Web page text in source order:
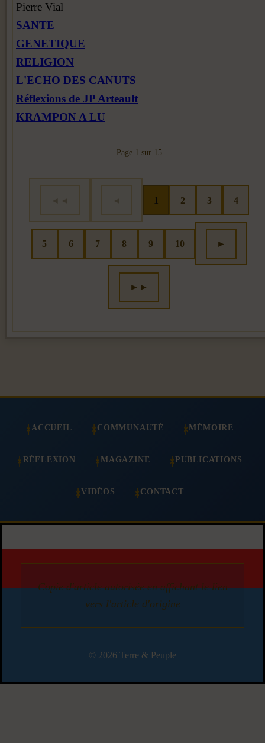
Pierre Vial
SANTE
GENETIQUE
RELIGION
L'ECHO DES CANUTS
Réflexions de JP Arteault
KRAMPON A LU
Page 1 sur 15
1 2 3 4
5 6 7 8 9 10 ►
►►
ACCUEIL COMMUNAUTÉ MÉMOIRE
RÉFLEXION MAGAZINE PUBLICATIONS
VIDÉOS CONTACT
Copie d'article autorisée en affichant le lien
vers l'article d'origine
© 2026 Terre & Peuple